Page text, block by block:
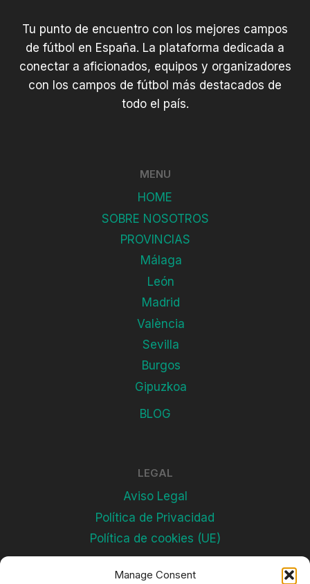
Manage Consent
Tu punto de encuentro con los mejores campos
de fútbol en España. La plataforma dedicada a
conectar a aficionados, equipos y organizadores
con los campos de fútbol más destacados de
todo el país.
MENU
HOME
SOBRE NOSOTROS
PROVINCIAS
Málaga
León
Madrid
València
Sevilla
Burgos
Gipuzkoa
BLOG
LEGAL
Aviso Legal
Política de Privacidad
Política de cookies (UE)